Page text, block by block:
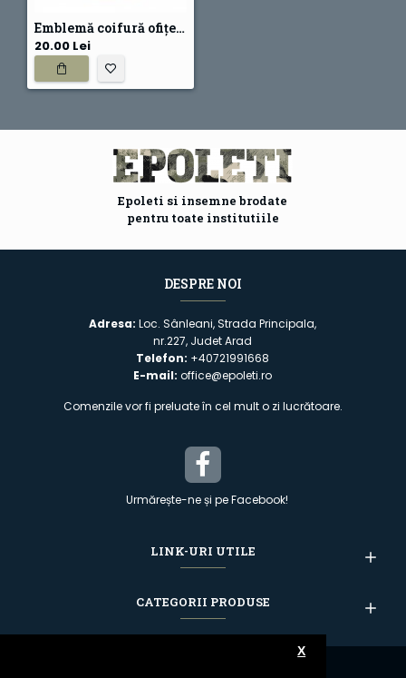
X
Emblemă coifură ofițeri pompieri IGSU
20.00 Lei
Epoleti si insemne brodate
pentru toate institutiile
DESPRE NOI
Adresa:Loc. Sânleani, Strada Principala,
nr.227, Judet Arad
Telefon: +40721991668
E-mail: office@epoleti.ro
Comenzile vor fi preluate în cel mult o zi lucrătoare.
Urmărește-ne și pe Facebook!
LINK-URI UTILE
CATEGORII PRODUSE